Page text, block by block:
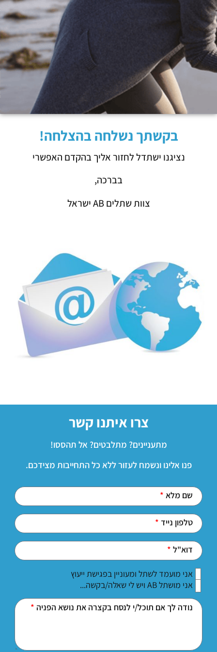
בקשתך נשלחה בהצלחה!
נציגנו ישתדל לחזור אליך בהקדם האפשרי
בברכה,
צוות שתלים AB ישראל
צרו איתנו קשר
מתעניינים? מתלבטים? אל תהססו!
פנו אלינו ונשמח לעזור ללא כל התחייבות מצידכם.
שם מלא
טלפון נייד
דוא"ל
אני מועמד לשתל ומעוניין בפגישת ייעוץ
אני מושתל AB ויש לי שאלה/בקשה...
נודה לך אם תוכל/י לנסח בקצרה את נושא הפניה